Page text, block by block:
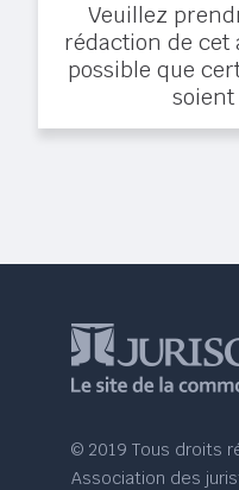
Veuillez
rédaction de cet
possible que
© 2019 Tous droits
Association des